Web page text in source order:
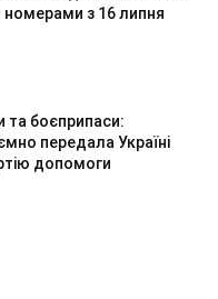
номерами з 16 липня
та боєприпаси:
передала Україні
допомоги